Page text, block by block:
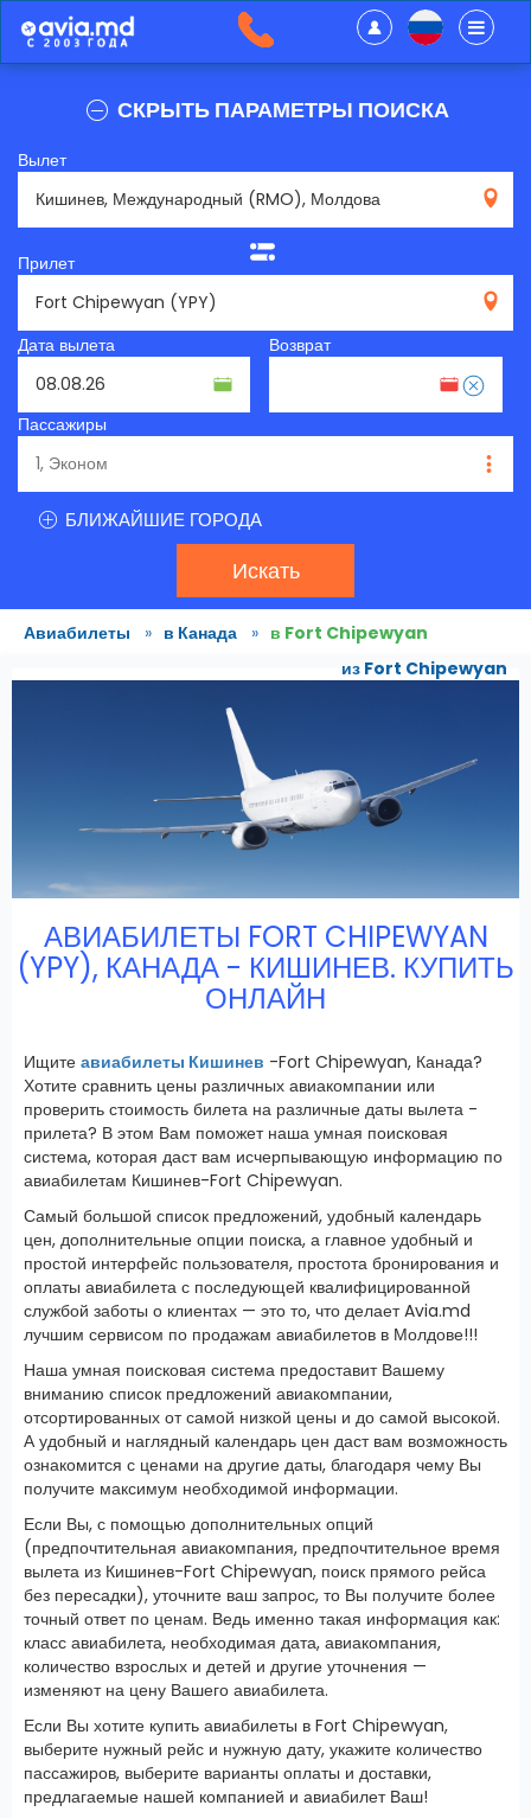
СКРЫТЬ ПАРАМЕТРЫ ПОИСКА
Вылет
Прилет
Дата вылета
Возврат
Пассажиры
БЛИЖАЙШИЕ ГОРОДА
Искать
Авиабилеты » в Канада » в Fort Chipewyan
из Fort Chipewyan
АВИАБИЛЕТЫ FORT CHIPEWYAN
(YPY), КАНАДА - КИШИНЕВ. КУПИТЬ
ОНЛАЙН
Ищите авиабилеты Кишинев -Fort Chipewyan, Канада?
Хотите сравнить цены различных авиакомпании или
проверить стоимость билета на различные даты вылета -
прилета? В этом Вам поможет наша умная поисковая
система, которая даст вам исчерпывающую информацию по
авиабилетам Кишинев-Fort Chipewyan.
Самый большой список предложений, удобный календарь
цен, дополнительные опции поиска, а главное удобный и
простой интерфейс пользователя, простота бронирования и
оплаты авиабилета с последующей квалифицированной
службой заботы о клиентах — это то, что делает Avia.md
лучшим сервисом по продажам авиабилетов в Молдове!!!
Наша умная поисковая система предоставит Вашему
вниманию список предложений авиакомпании,
отсортированных от самой низкой цены и до самой высокой.
А удобный и наглядный календарь цен даст вам возможность
ознакомится с ценами на другие даты, благодаря чему Вы
получите максимум необходимой информации.
Если Вы, с помощью дополнительных опций
(предпочтительная авиакомпания, предпочтительное время
вылета из Кишинев-Fort Chipewyan, поиск прямого рейса
без пересадки), уточните ваш запрос, то Вы получите более
точный ответ по ценам. Ведь именно такая информация как:
класс авиабилета, необходимая дата, авиакомпания,
количество взрослых и детей и другие уточнения —
изменяют на цену Вашего авиабилета.
Если Вы хотите купить авиабилеты в Fort Chipewyan,
выберите нужный рейс и нужную дату, укажите количество
пассажиров, выберите варианты оплаты и доставки,
предлагаемые нашей компанией и авиабилет Ваш!